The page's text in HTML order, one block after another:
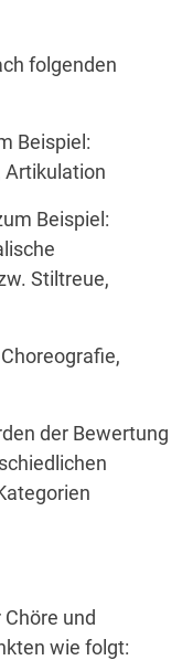
folgenden
Beispiel:
Artikulation
Beispiel:
Stiltreue,
der Bewertung
und
wie folgt: